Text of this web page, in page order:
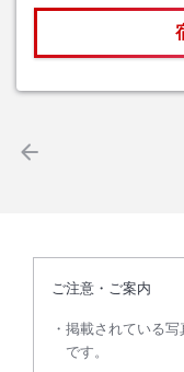
ご注意・ご案内
掲載されている
です。